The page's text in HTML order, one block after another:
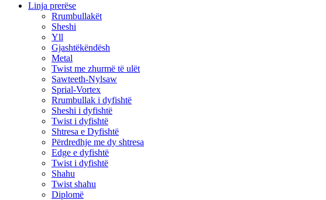
Linja prerëse
Rrumbullakët
Sheshi
Yll
Gjashtëkëndësh
Metal
Twist me zhurmë të ulët
Sawteeth-Nylsaw
Sprial-Vortex
Rrumbullak i dyfishtë
Sheshi i dyfishtë
Twist i dyfishtë
Shtresa e Dyfishtë
Përdredhje me dy shtresa
Edge e dyfishtë
Twist i dyfishtë
Shahu
Twist shahu
Diplomë